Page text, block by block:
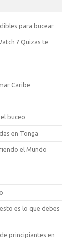
para bucear
? Quizas te
Caribe
buceo
en Tonga
el Mundo
es lo que debes
principiantes en